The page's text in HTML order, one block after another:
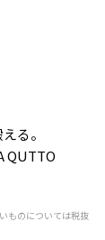
る。
QUTTO
ものについては税抜